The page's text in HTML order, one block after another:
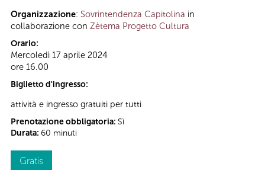
Organizzazione: Sovrintendenza Capitolina in
collaborazione con Zètema Progetto Cultura
Orario:
Mercoledì 17 aprile 2024
ore 16.00
Biglietto d'ingresso:
attività e ingresso gratuiti per tutti
Prenotazione obbligatoria: Sì
Durata: 60 minuti
Gratis